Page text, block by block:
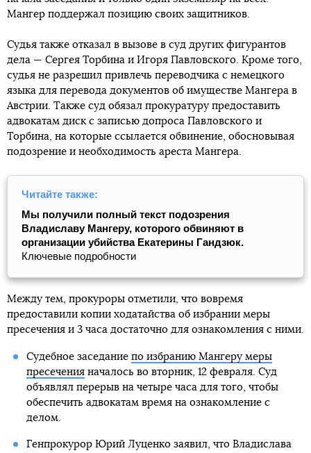
Мангер поддержал позицию своих защитников.
Судья также отказал в вызове в суд других фигурантов
дела — Сергея Торбина и Игоря Павловского. Кроме того,
судья не разрешил привлечь переводчика с немецкого
языка для перевода документов об имуществе Мангера в
Австрии. Также суд обязал прокуратуру предоставить
адвокатам диск с записью допроса Павловского и
Торбина, на которые ссылается обвинение, обосновывая
подозрение и необходимость ареста Мангера.
Читайте также:
Мы получили полный текст подозрения
Владиславу Мангеру, которого обвиняют в
организации убийства Екатерины Гандзюк.
Ключевые подробности
Между тем, прокуроры отметили, что вовремя
предоставили копии ходатайства об избрании меры
пресечения и 3 часа достаточно для ознакомления с ними.
Судебное заседание по избранию Мангеру меры
пресеченияначалось во вторник, 12 февраля. Суд
объявлял перерыв на четыре часа для того, чтобы
обеспечить адвокатам время на ознакомление с
делом.
Генпрокурор Юрий Луценко заявил, что Владислава